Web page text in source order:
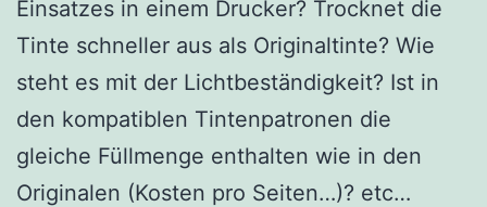
Einsatzes in einem Drucker? Trocknet die
Tinte schneller aus als Originaltinte? Wie
steht es mit der Lichtbeständigkeit? Ist in
den kompatiblen Tintenpatronen die
gleiche Füllmenge enthalten wie in den
Originalen (Kosten pro Seiten…)? etc…